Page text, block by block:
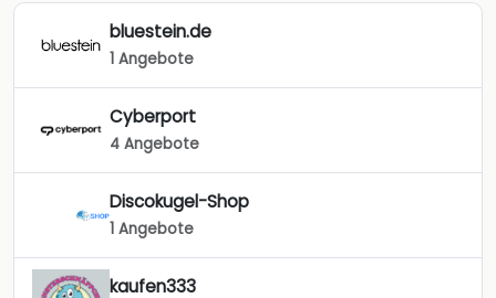
bluestein.de
1 Angebote
Cyberport
4 Angebote
Discokugel-Shop
1 Angebote
kaufen333